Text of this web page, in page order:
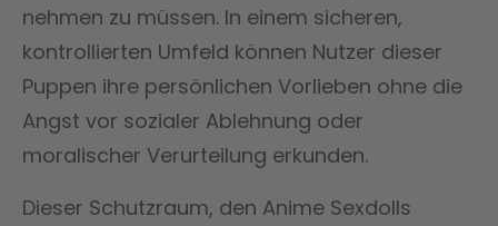
nehmen zu müssen. In einem sicheren,
kontrollierten Umfeld können Nutzer dieser
Puppen ihre persönlichen Vorlieben ohne die
Angst vor sozialer Ablehnung oder
moralischer Verurteilung erkunden.
Dieser Schutzraum, den Anime Sexdolls